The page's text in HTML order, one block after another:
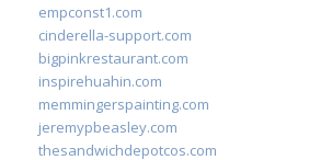
empconst1.com
cinderella-support.com
bigpinkrestaurant.com
inspirehuahin.com
memmingerspainting.com
jeremypbeasley.com
thesandwichdepotcos.com